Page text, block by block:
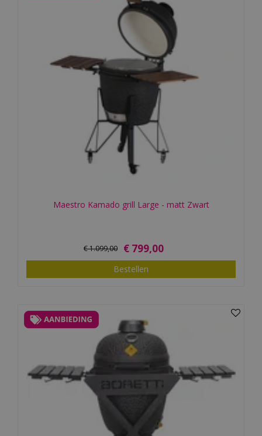
Maestro Kamado grill Large - matt Zwart
€1.099,00 € 799,00
Bestellen